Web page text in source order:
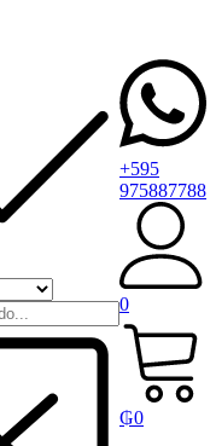
+595
975887788
0
₲0